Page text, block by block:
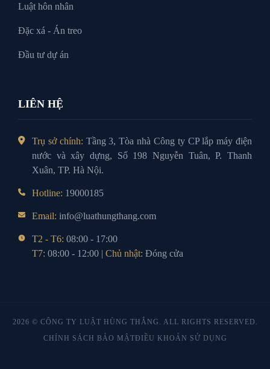
Luật hôn nhân
Đặc xá - Án treo
Đầu tư dự án
LIÊN HỆ
Trụ sở chính: Tầng 3, Tòa nhà Công ty CP lắp máy điện
nước và xây dựng, Số 198 Nguyễn Tuân, P. Thanh
Xuân, TP. Hà Nội.
Hotline: 19000185
Email: info@luathungthang.com
T2 - T6: 08:00 - 17:00
T7: 08:00 - 12:00 |Chủ nhật:Đóng cửa
CHÍNH SÁCH BẢO MẬTĐIỀU KHOẢN SỬ DỤNG
2026 © CÔNG TY LUẬT HÙNG THẮNG. ALL RIGHTS RESERVED.